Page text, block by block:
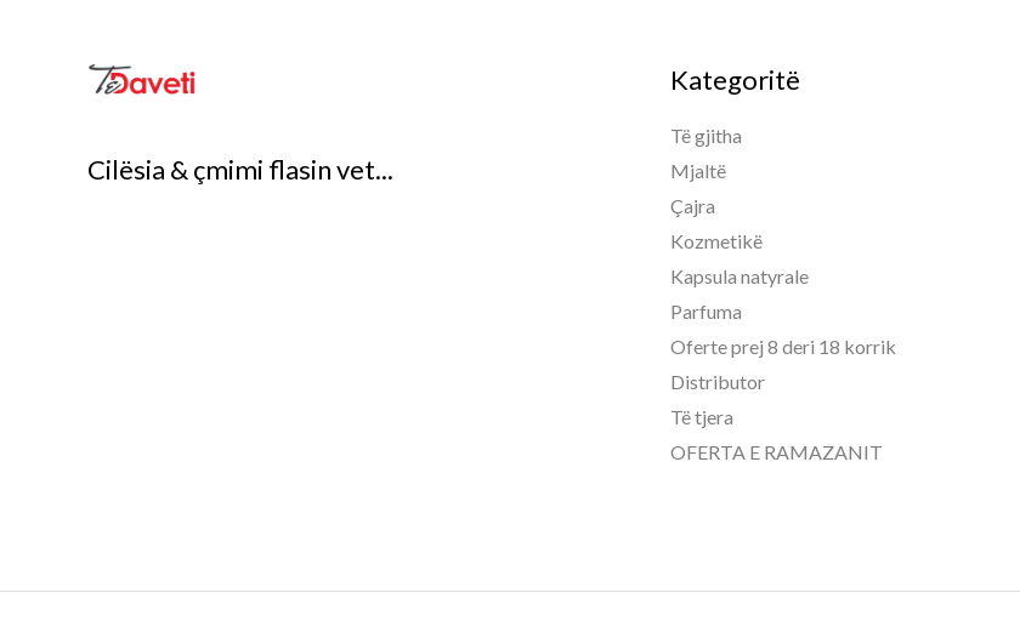
Cilësia & çmimi flasin vet...
Kategoritë
Të gjitha
Mjaltë
Çajra
Kozmetikë
Kapsula natyrale
Parfuma
Oferte prej 8 deri 18 korrik
Distributor
Të tjera
OFERTA E RAMAZANIT